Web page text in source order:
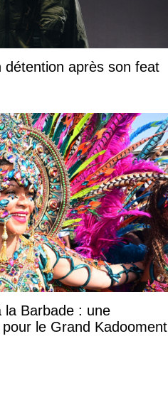
après son feat
la Barbade : une
le Grand Kadooment